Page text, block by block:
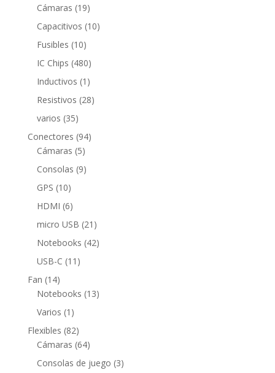
Cámaras 1919
productos
Capacitivos 1010
Fusibles 1010
productos
IC Chips 480480
productos
Inductivos 1 1
producto
Resistivos 2828
varios 3535
productos
Conectores 9494
Cámaras 55
productos
Consolas 99
GPS 1010
productos
HDMI 66
productos
micro USB 21 21
productos
Notebooks 4242
USB-C 11 11
Fan 1414
productos
Notebooks 1313
Varios 1 1
producto
Flexibles 8282
productos
Cámaras 6464
productos
Consolas de juego 33